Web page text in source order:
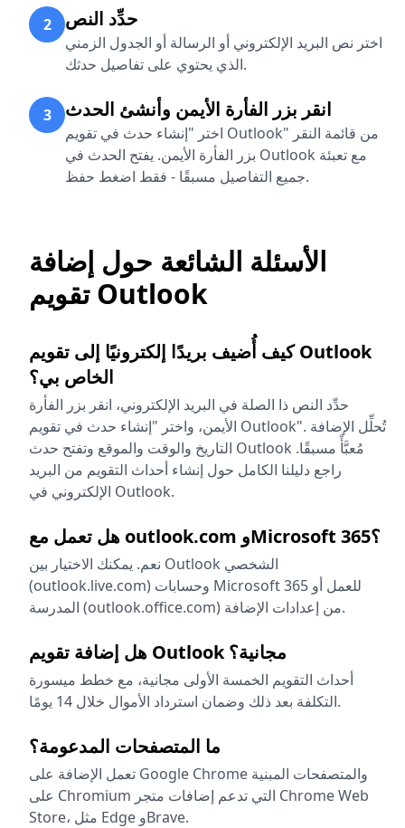
2 حدِّد النص
اختر نص البريد الإلكتروني أو الرسالة أو الجدول الزمني
الذي يحتوي على تفاصيل حدثك.
3 انقر بزر الفأرة الأيمن وأنشئ الحدث
اختر "إنشاء حدث في تقويم Outlook" من قائمة النقر
بزر الفأرة الأيمن. يفتح الحدث في Outlook مع تعبئة
جميع التفاصيل مسبقًا - فقط اضغط حفظ.
الأسئلة الشائعة حول إضافة
تقويم Outlook
كيف أُضيف بريدًا إلكترونيًا إلى تقويم Outlook
الخاص بي؟
حدِّد النص ذا الصلة في البريد الإلكتروني، انقر بزر الفأرة
الأيمن، واختر "إنشاء حدث في تقويم Outlook". تُحلِّل الإضافة
التاريخ والوقت والموقع وتفتح حدث Outlook مُعبَّأً مسبقًا.
راجع دليلنا الكامل حول إنشاء أحداث التقويم من البريد
الإلكتروني في Outlook.
هل تعمل مع outlook.com وMicrosoft 365؟
نعم. يمكنك الاختيار بين Outlook الشخصي
(outlook.live.com) وحسابات Microsoft 365 للعمل أو
المدرسة (outlook.office.com) من إعدادات الإضافة.
هل إضافة تقويم Outlook مجانية؟
أحداث التقويم الخمسة الأولى مجانية، مع خطط ميسورة
التكلفة بعد ذلك وضمان استرداد الأموال خلال 14 يومًا.
ما المتصفحات المدعومة؟
تعمل الإضافة على Google Chrome والمتصفحات المبنية
على Chromium التي تدعم إضافات متجر Chrome Web
Store، مثل Edge وBrave.